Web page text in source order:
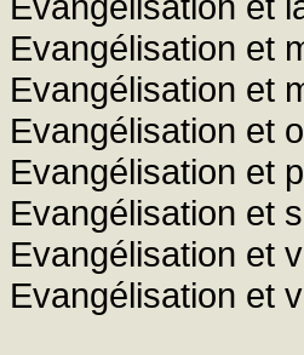
Evangélisation et
Evangélisation et
Evangélisation et
Evangélisation et
Evangélisation et
Evangélisation et
Evangélisation et